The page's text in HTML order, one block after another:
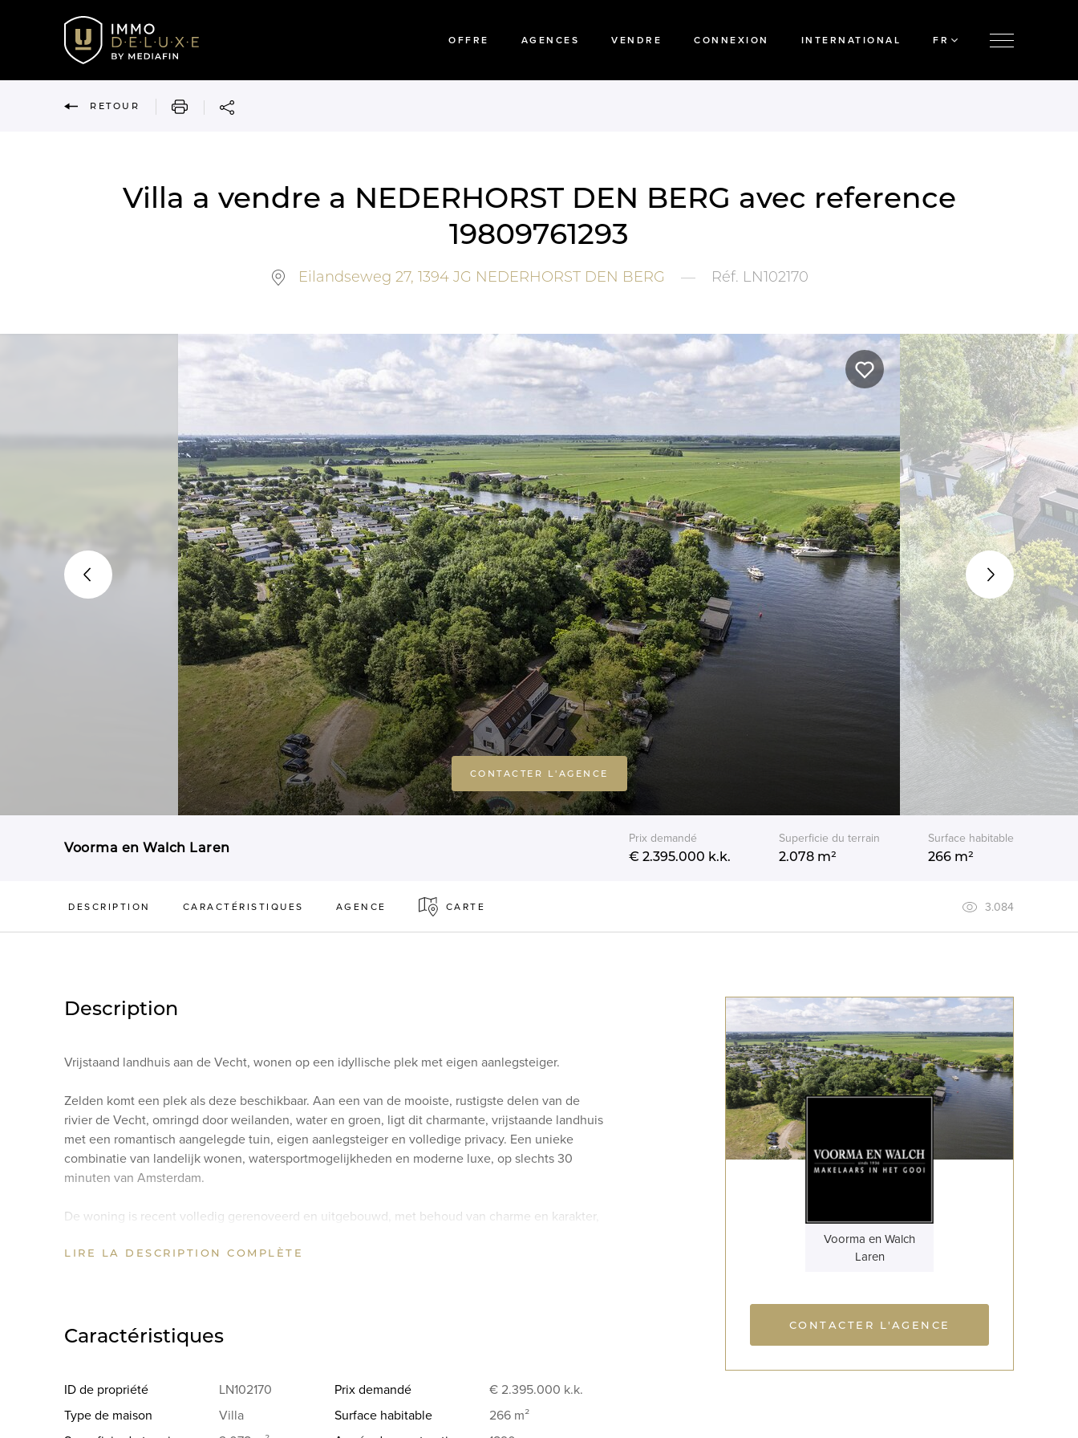
OFFRE AGENCES VENDRE CONNEXION INTERNATIONAL FR
RETOUR IMPRIMER
Villa a vendre a NEDERHORST DEN BERG avec reference
19809761293
Eilandseweg 27, 1394 JG NEDERHORST DEN BERG — Réf. LN102170
CONTACTER L'AGENCE
Voorma en Walch Laren
Prix demandé
€ 2.395.000 k.k.
Superficie du terrain
2.078 m²
Surface habitable
266 m²
DESCRIPTION CARACTÉRISTIQUES AGENCE CARTE 3.084
Description
Vrijstaand landhuis aan de Vecht, wonen op een idyllische plek met eigen aanlegsteiger.
Zelden komt een plek als deze beschikbaar. Aan een van de mooiste, rustigste delen van de
rivier de Vecht, omringd door weilanden, water en groen, ligt dit charmante, vrijstaande landhuis
met een romantisch aangelegde tuin, eigen aanlegsteiger en volledige privacy. Een unieke
combinatie van landelijk wonen, watersportmogelijkheden en moderne luxe, op slechts 30
minuten van Amsterdam.
De woning is recent volledig gerenoveerd en uitgebouwd, met behoud van charme en karakter,
bijzondere huis. Alles is tot in detail afgewerkt, instapklaar en met liefde onderhouden. Een huis
Begane grond
De entree van de villa bevindt zich in het nieuw aangebouwde gedeelte van de woning. Hier
theekoepel en zichtlijnen naar het water.
LIRE LA DESCRIPTION COMPLÈTE
Caractéristiques
ID de propriété LN102170 Prix demandé € 2.395.000 k.k.
Type de maison
Villa Surface habitable
266 m²
Voorma en Walch
Laren
CONTACTER L'AGENCE